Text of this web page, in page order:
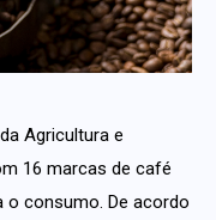
Agricultura e
16 marcas de café
consumo. De acordo